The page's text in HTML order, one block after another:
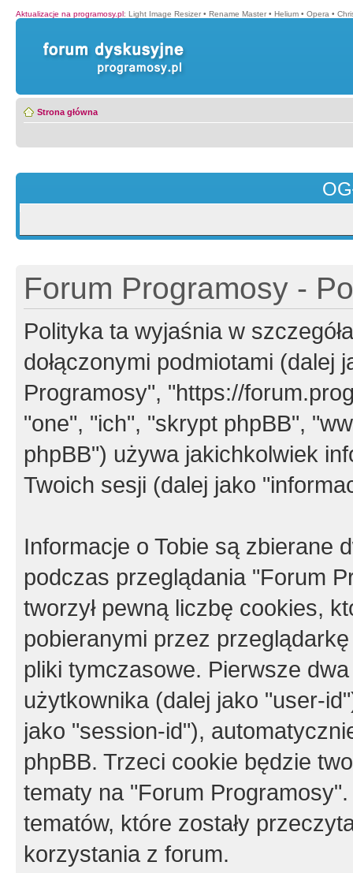
Aktualizacje na programosy.pl: Light Image Resizer • Rename Master • Helium • Opera •
Strona główna
Forum Programosy -
Polityka ta wyjaśnia w
dołączonymi podmiotami (dalej
Programosy", "https://
"one", "ich", "skrypt phpBB",
phpBB") używa jakichkolwiek
Twoich sesji (dalej jako
Informacje o Tobie są zbierane
podczas przeglądania "Forum
tworzył pewną liczbę cookies,
pobieranymi przez
pliki tymczasowe. Pierwsze
użytkownika (dalej jako "user-
jako "session-id"),
phpBB. Trzeci cookie będzie
tematy na "Forum
tematów, które zostały
korzystania z forum.